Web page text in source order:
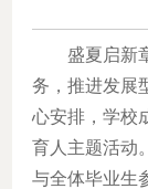
盛夏启新章
务，推进发展
心安排，学校
育人主题活动
与全体毕业生